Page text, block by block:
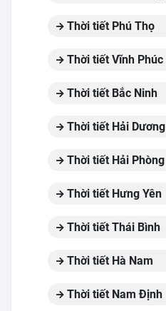
Thời tiết Phú Thọ
Thời tiết Vĩnh Phúc
Thời tiết Bắc Ninh
Thời tiết Hải Dương
Thời tiết Hải Phòng
Thời tiết Hưng Yên
Thời tiết Thái Bình
Thời tiết Hà Nam
Thời tiết Nam Định